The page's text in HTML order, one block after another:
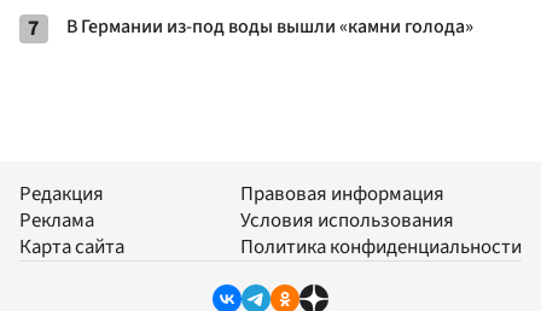
7 В Германии из-под воды вышли «камни голода»
Редакция
Реклама
Карта сайта
Правовая информация
Условия использования
Политика конфиденциальности